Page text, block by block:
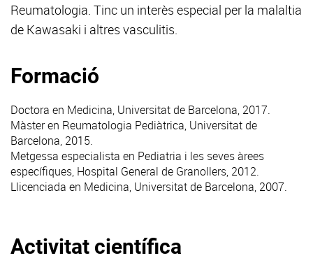
Reumatologia. Tinc un interès especial per la malaltia
de Kawasaki i altres vasculitis.
Formació
Doctora en Medicina, Universitat de Barcelona, 2017.
Màster en Reumatologia Pediàtrica, Universitat de
Barcelona, 2015.
Metgessa especialista en Pediatria i les seves àrees
específiques, Hospital General de Granollers, 2012.
Llicenciada en Medicina, Universitat de Barcelona, 2007.
Activitat científica